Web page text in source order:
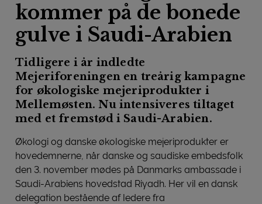
kommer på de bonede
gulve i Saudi-Arabien
Tidligere i år indledte
Mejeriforeningen en treårig kampagne
for økologiske mejeriprodukter i
Mellemøsten. Nu intensiveres tiltaget
med et fremstød i Saudi-Arabien.
Økologi og danske økologiske mejeriprodukter er
hovedemnerne, når danske og saudiske embedsfolk
den 3. november mødes på Danmarks ambassade i
Saudi-Arabiens hovedstad Riyadh. Her vil en dansk
delegation bestående af ledere fra